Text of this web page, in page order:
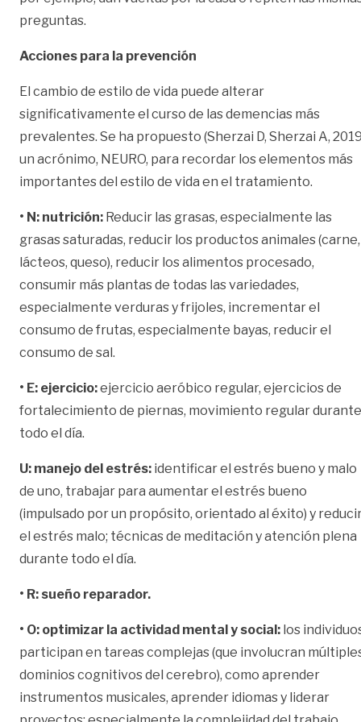
preguntas.
Acciones para la prevención
El cambio de estilo de vida puede alterar
significativamente el curso de las demencias más
prevalentes. Se ha propuesto (Sherzai D, Sherzai A,
un acrónimo, NEURO, para recordar los elementos más
importantes del estilo de vida en el tratamiento.
• N: nutrición: Reducir las grasas, especialmente las
grasas saturadas, reducir los productos animales (carne,
lácteos, queso), reducir los alimentos procesado,
consumir más plantas de todas las variedades,
especialmente verduras y frijoles, incrementar el
consumo de frutas, especialmente bayas, reducir el
consumo de sal.
• E: ejercicio:ejercicio aeróbico regular, ejercicios de
fortalecimiento de piernas, movimiento regular durante
todo el día.
U: manejo del estrés: identificar el estrés bueno y malo
de uno, trabajar para aumentar el estrés bueno
(impulsado por un propósito, orientado al éxito) y
el estrés malo; técnicas de meditación y atención plena
durante todo el día.
• R: sueño reparador.
• O: optimizar la actividad mental y social: los
participan en tareas complejas (que involucran
dominios cognitivos del cerebro), como aprender
instrumentos musicales, aprender idiomas y liderar